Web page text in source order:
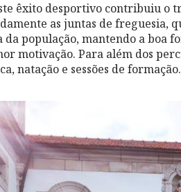
êxito desportivo contribuiu o
as juntas de freguesia,
da população, mantendo a boa
motivação. Para além dos
natação e sessões de formação.